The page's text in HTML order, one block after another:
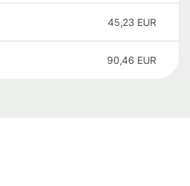
45,23 EUR
90,46 EUR